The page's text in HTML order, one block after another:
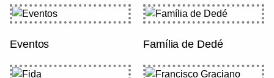
Eventos Família de Dedé